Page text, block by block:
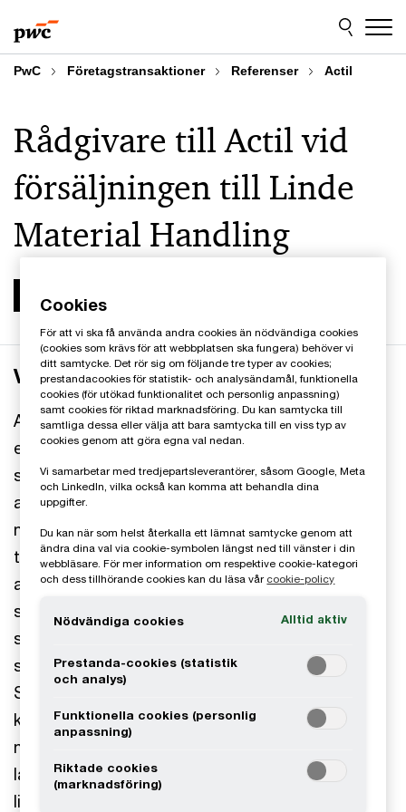
to
content
to
footer
PwC Företagstransaktioner Referenser Actil
Rådgivare till Actil vid
försäljningen till Linde
Material Handling
Verksamheten
Actil är en svensk ledande tillverkare av nischade
elektriska inomhustruckar som säljs i Europa
såväl som globalt via återförsäljare men framför
allt till större trucktillverkare som inte har
motsvarande mindre serier av kundanpassade
truckar i erbjudandet. Bolagets produkter består
av ett tiotal basmodeller, inklusive ståstaplare,
sittstaplare, låglyftare, plocktruckar, ledstaplare
samt även konstruktion av mindre serier
specialtruckar utifrån OEM-kunders önskemål.
Samtliga truckar är speciellt konstruerade för att
klara tuffa miljöer med få driftstopp, vilket
möjliggör drift i treskift samt lång hållbarhet med
låga underhållskostnader under truckens
livslängd.
Cookies
För att vi ska få använda andra cookies än nödvändiga cookies
(cookies som krävs för att webbplatsen ska fungera) behöver vi
ditt samtycke. Det rör sig om följande tre typer av cookies;
prestandacookies för statistik- och analysändamål, funktionella
cookies (för utökad funktionalitet och personlig anpassning)
samt cookies för riktad marknadsföring. Du kan samtycka till
samtliga dessa eller välja att bara samtycka till en viss typ av
cookies genom att göra egna val nedan.
Vi samarbetar med tredjepartsleverantörer, såsom Google, Meta
och LinkedIn, vilka också kan komma att behandla dina
uppgifter.
Du kan när som helst återkalla ett lämnat samtycke genom att
ändra dina val via cookie-symbolen längst ned till vänster i din
webbläsare. För mer information om respektive cookie-kategori
och dess tillhörande cookies kan du läsa vår cookie-policy
Nödvändiga cookies Alltid aktiv
Prestanda-cookies (statistik
och analys)
Funktionella cookies (personlig
anpassning)
Riktade cookies
(marknadsföring)